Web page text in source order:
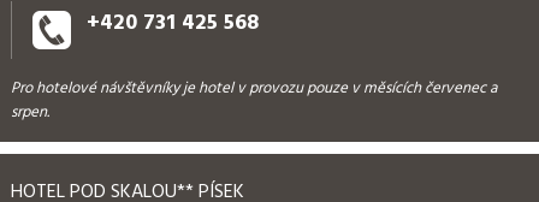
+420 731 425 568
Pro hotelové návštěvníky je hotel v provozu pouze v měsících červenec a
srpen.
HOTEL POD SKALOU** PÍSEK